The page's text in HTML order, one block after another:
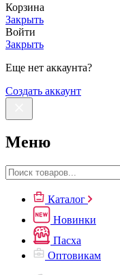
Корзина
Закрыть
Войти
Закрыть
Еще нет аккаунта?
Создать аккаунт
Меню
Каталог
Новинки
Пасха
Оптовикам